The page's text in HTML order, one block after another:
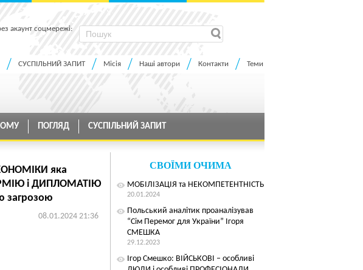
акаунт соцмережі:
СУСПІЛЬНИЙ ЗАПИТ Місія Наші автори Контакти Теми
ПОГЛЯД СУСПІЛЬНИЙ ЗАПИТ
яка
і ДИПЛОМАТІЮ
загрозою
08.01.2024 21:36
СВОЇМИ ОЧИМА
МОБІЛІЗАЦІЯ та НЕКОМПЕТЕНТНІСТЬ
20.01.2024
Польський аналітик проаналізував
“Сім Перемог для України” Ігоря
СМЕШКА
29.12.2023
Ігор Смешко: ВІЙСЬКОВІ – особливі